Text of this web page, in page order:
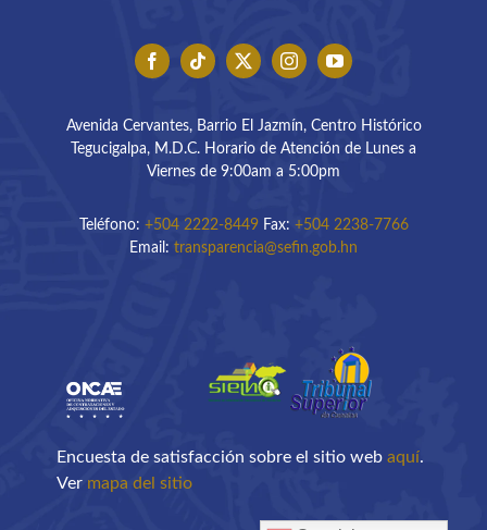
Avenida Cervantes, Barrio El Jazmín, Centro Histórico
Tegucigalpa, M.D.C. Horario de Atención de Lunes a
Viernes de 9:00am a 5:00pm
Teléfono: +504 2222-8449Fax: +504 2238-7766
Email: transparencia@sefin.gob.hn
Encuesta de satisfacción sobre el sitio webaquí.
Ver mapa del sitio